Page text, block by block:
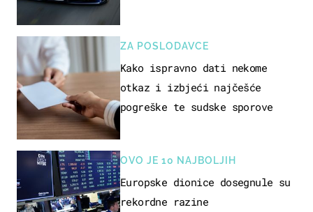
ZA POSLODAVCE
Kako ispravno dati nekome
otkaz i izbjeći najčešće
pogreške te sudske sporove
OVO JE 10 NAJBOLJIH
Europske dionice dosegnule su
rekordne razine